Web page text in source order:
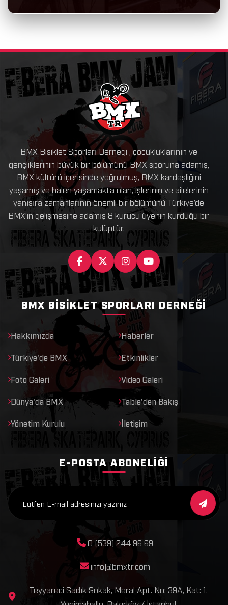
BMX Bisiklet Sporları Dernegi , çocukluklarının ve
gençliklerinin büyük bir bölümünü BMX sporuna adamış,
BMX kültürü içerisinde yoğrulmuş, BMX kardeşliğini
yaşamış ve halen yaşamakta olan, işlerinin ve ailelerinin
yanısıra zamanlarının önemli bir bölümünü Türkiye’de
BMX’in gelişmesine adamış 8 kurucu üyenin kurduğu bir
kulüptür.
BMX BISIKLET SPORLARI DERNEĞI
Hakkımızda Haberler
Türkiye'de BMX Etkinlikler
Foto Galeri Video Galeri
Dünya'da BMX Table'den Bakış
Yönetim Kurulu İletişim
E-POSTA ABONELIĞI
0 (539) 244 96 69
info@bmxtr.com
Teyyareci Sadık Sokak, Meral Apt. No: 39A, Kat: 1,